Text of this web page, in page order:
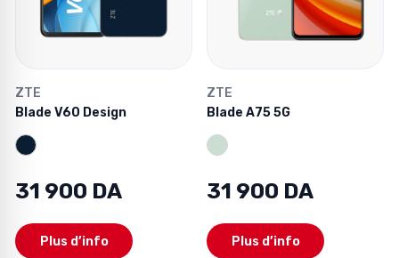
ZTE
Blade V60 Design
31 900 DA
Plus d’info
ZTE
Blade A75 5G
31 900 DA
Plus d’info